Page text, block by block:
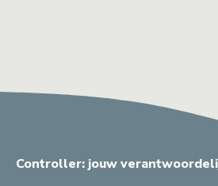
Controller: jouw